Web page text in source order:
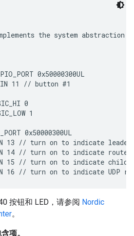
the system abstraction for
0x50000300UL
11 // button #1
0
1
0x50000300UL
13 // turn on to indicate
14 // turn on to indicate
15 // turn on to indicate child
按钮和 LED，请参阅 Nordic
。
项。